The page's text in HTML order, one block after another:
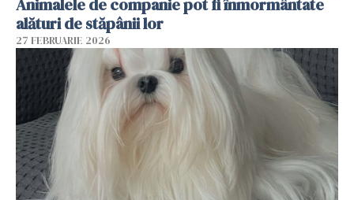
alături de stăpânii lor
27 FEBRUARIE 2026